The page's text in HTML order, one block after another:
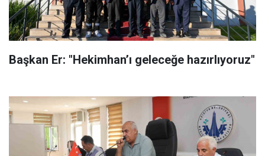
Başkan Er: "Hekimhan’ı geleceğe hazırlıyoruz"